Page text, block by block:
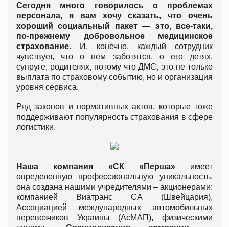
Сегодня много говорилось о проблемах
персонала, я вам хочу сказать, что очень
хороший социальный пакет — это, все-таки,
по-прежнему добровольное медицинское
страхование. И, конечно, каждый сотрудник
чувствует, что о нем заботятся, о его детях,
супруге, родителях, потому что ДМС, это не только
выплата по страховому событию, но и организация
уровня сервиса.
Ряд законов и нормативных актов, которые тоже
поддерживают популярность страхования в сфере
логистики.
Наша компания «СК «Перша»имеет
определенную профессиональную уникальность,
она создана нашими учредителями – акционерами:
компанией Виатранс СА (Швейцария),
Ассоциацией международных автомобильных
перевозчиков Украины (АсМАП), физическими